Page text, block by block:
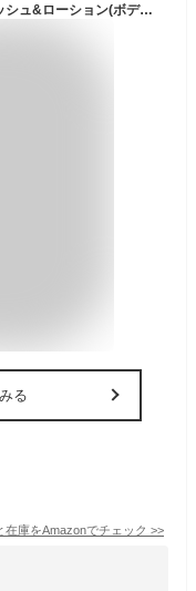
【トライアルセット】キュレル ボディウォッシュ&ローション(ボディウォッシュ45ml+ローション45ml)(赤ちゃんにも使えます) 2個アソート
る
在庫をAmazonでチェック >>